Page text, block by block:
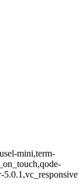
mini,term-
5.0.1,vc_responsive